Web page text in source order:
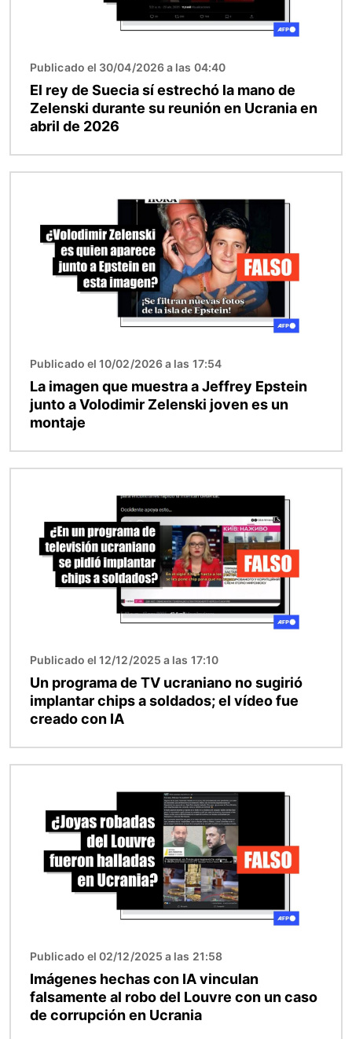
Publicado el 30/04/2026 a las 04:40
El rey de Suecia sí estrechó la mano de
Zelenski durante su reunión en Ucrania en
abril de 2026
Publicado el 10/02/2026 a las 17:54
La imagen que muestra a Jeffrey Epstein
junto a Volodimir Zelenski joven es un
montaje
Publicado el 12/12/2025 a las 17:10
Un programa de TV ucraniano no sugirió
implantar chips a soldados; el vídeo fue
creado con IA
Publicado el 02/12/2025 a las 21:58
Imágenes hechas con IA vinculan
falsamente al robo del Louvre con un caso
de corrupción en Ucrania